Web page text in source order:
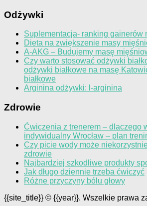
Odżywki
Suplementacja- ranking gainerów
Dieta na zwiększenie masy
A-AKG – Budujemy masę
Czy warto stosować odżywki
odżywki białkowe na masę
białkowe
Arginina odżywki: l-arginina
Zdrowie
Ćwiczenia z trenerem – dlaczego
indywidualny Wrocław – plan
Czy picie wody może
zdrowie
Najbardziej szkodliwe produkty
Jak długo dziennie trzeba ćwiczyć
Różne przyczyny bólu głowy
{{site_title}} © {{year}}. Wszelkie prawa